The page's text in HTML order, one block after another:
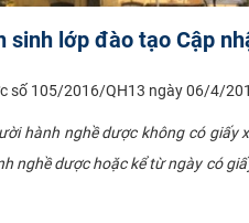
sinh lớp đào tạo Cập
số 105/2016/QH13 ngày 06/4/
hành nghề dược không có giấy
nghề dược hoặc kể từ ngày có